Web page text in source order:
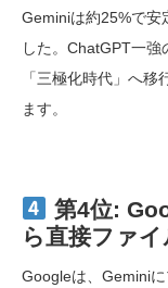
Geminiは約25%で安
した。ChatGPT一
「三極化時代」へ
ます。
第4位:
ら直接ファ
Googleは、Gemini